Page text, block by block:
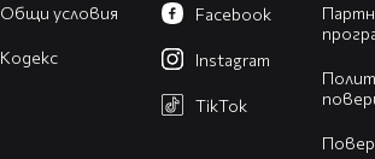
Общи условия
Кодекс
Facebook
Instagram
TikTok